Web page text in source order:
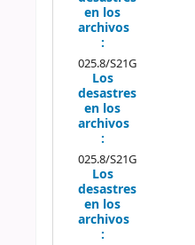
en los
archivos
:
025.8/S21G
Los
desastres
en los
archivos
:
025.8/S21G
Los
desastres
en los
archivos
: